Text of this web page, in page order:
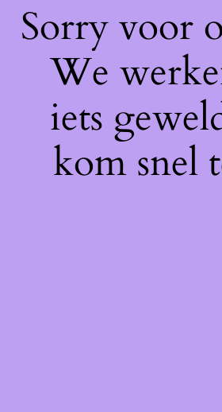
Sorry voor
We
iets
kom snel